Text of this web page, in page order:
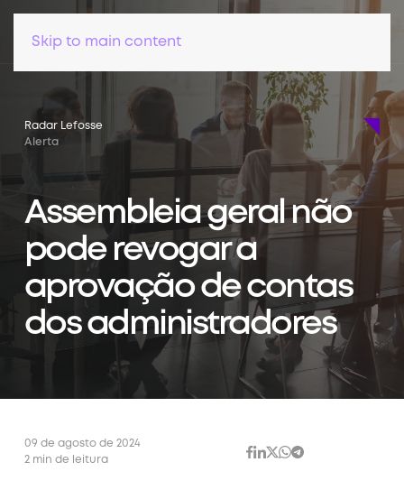
Skip to main content
Radar Lefosse
Alerta
Assembleia geral não
pode revogar a
aprovação de contas
dos administradores
09 de agosto de 2024
2 min de leitura